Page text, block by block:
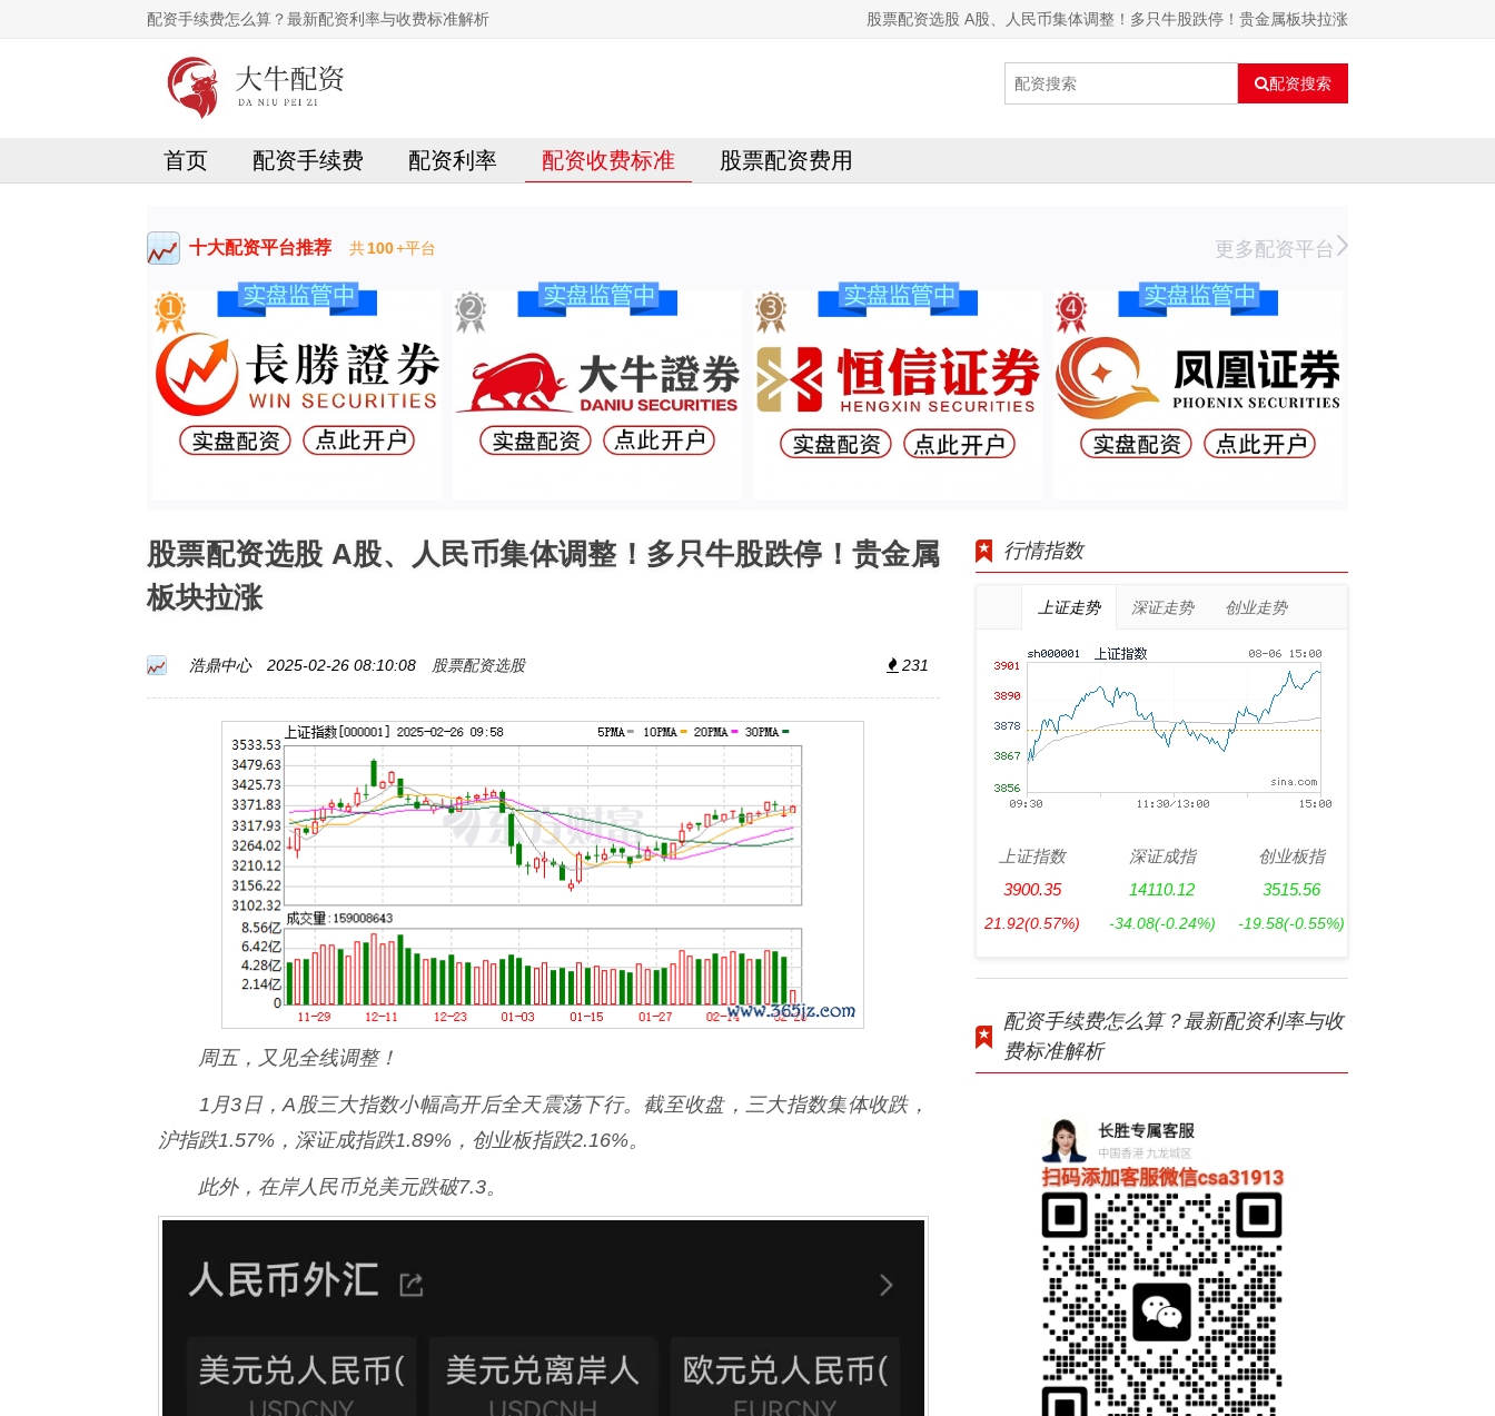
配资手续费怎么算？最新配资利率与收费标准解析 股票配资选股 A股、人民币集体调整！多只牛股跌停！贵金属板块拉涨
配资搜索
首页 配资手续费 配资利率 配资收费标准 股票配资费用
十大配资平台推荐 共100+平台 更多配资平台
股票配资选股 A股、人民币集体调整！多只牛股跌停！贵金属
板块拉涨
浩鼎中心 2025-02-26 08:10:08 股票配资选股 231
周五，又见全线调整！
1月3日，A股三大指数小幅高开后全天震荡下行。截至收盘，三大指数集体收跌，
沪指跌1.57%，深证成指跌1.89%，创业板指跌2.16%。
此外，在岸人民币兑美元跌破7.3。
行情指数
上证走势 深证走势 创业走势
上证指数
3900.35
21.92(0.57%)
深证成指
14110.12
-34.08(-0.24%)
创业板指
3515.56
-19.58(-0.55%)
配资手续费怎么算？最新配资利率与收
费标准解析